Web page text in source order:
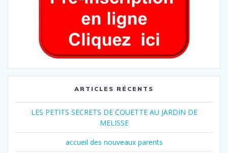
ARTICLES RÉCENTS
LES PETITS SECRETS DE COUETTE AU JARDIN DE
MELISSE
accueil des nouveaux parents